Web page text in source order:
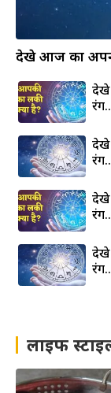
देखे आज का
देखे
देखे
देखे
देखे
लाइफ